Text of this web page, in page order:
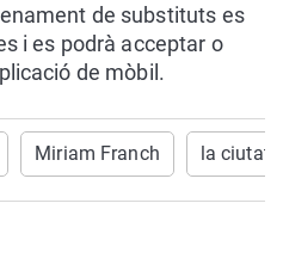
de substituts es
i es podrà acceptar o
de mòbil.
Miriam Franch la ciutat